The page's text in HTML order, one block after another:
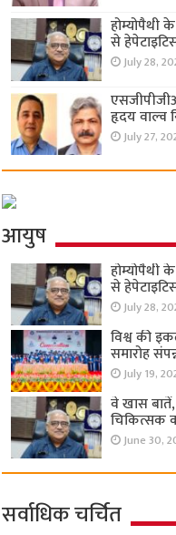
होम्योपैथी
से
July 28,
हृदय वाल्व
July 27,
आयुष
होम्योपैथी
से
July 28,
विश्व की
समारोह
July 19,
वे खास
चिकित्सक
June 30,
सर्वाधिक चर्चित